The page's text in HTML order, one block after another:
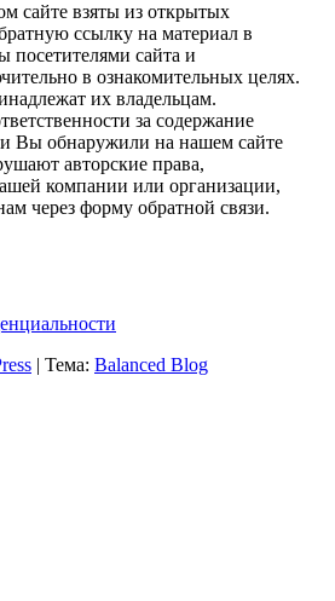
сайте взяты из открытых
ссылку на материал в
посетителями сайта и
в ознакомительных целях.
их владельцам.
за содержание
Вы обнаружили на нашем сайте
авторские права,
компании или организации,
через форму обратной связи.
| Тема: Balanced Blog